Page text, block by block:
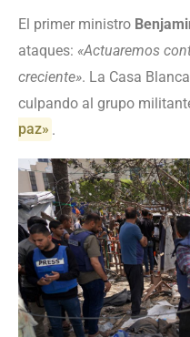
El primer ministro
ataques: «Actuaremos
creciente». La Casa
culpando al grupo
paz» .